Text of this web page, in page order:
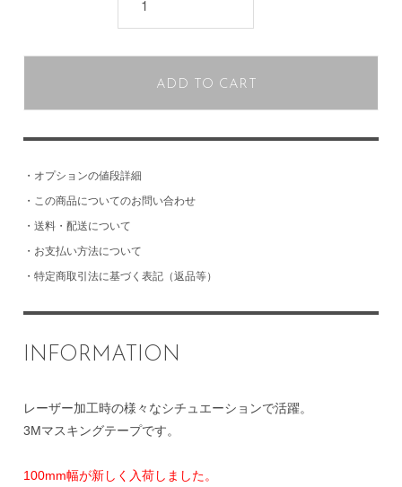
ADD TO CART
・ オプションの値段詳細
・ この商品についてのお問い合わせ
・ 送料・配送について
・ お支払い方法について
・ 特定商取引法に基づく表記（返品等）
INFORMATION
レーザー加工時の様々なシチュエーションで活躍。
3Mマスキングテープです。
100mm幅が新しく入荷しました。